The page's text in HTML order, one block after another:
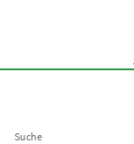
Suche